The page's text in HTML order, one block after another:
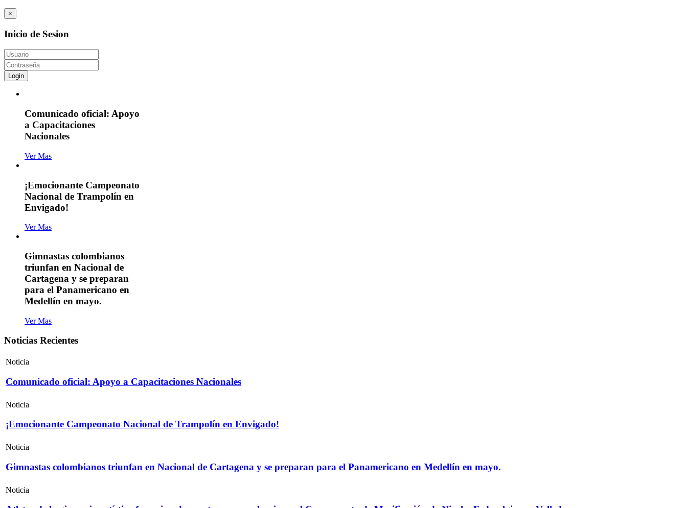
×
Inicio de Sesion
Login
Comunicado oficial: Apoyo
a Capacitaciones
Nacionales
Ver Mas
¡Emocionante Campeonato
Nacional de Trampolín en
Envigado!
Ver Mas
Gimnastas colombianos
triunfan en Nacional de
Cartagena y se preparan
para el Panamericano en
Medellín en mayo.
Ver Mas
Noticias Recientes
Noticia
Comunicado oficial: Apoyo a Capacitaciones Nacionales
Noticia
¡Emocionante Campeonato Nacional de Trampolín en Envigado!
Noticia
Gimnastas colombianos triunfan en Nacional de Cartagena y se preparan para el Panamericano en Medellín en mayo.
Noticia